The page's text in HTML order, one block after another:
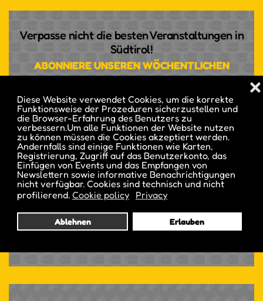
Diese Website verwendet Cookies, um die korrekte
Funktionsweise der Prozeduren sicherzustellen und
die Browser-Erfahrung des Benutzers zu
verbessern.Um alle Funktionen der Website nutzen
zu können müssen die Cookies akzeptiert werden.
Andernfalls sind einige Funktionen wie Karten,
Registrierung, Zugriff auf das Benutzerkonto, das
Einfügen von Events und das Empfangen von
Newslettern sowie informative Benachrichtigungen
nicht verfügbar. Cookies sind technisch und nicht
profilierend. Cookie policy Privacy
Ablehnen Erlauben
❌
Verpasse nicht die besten Veranstaltungen in
Südtirol!
ABONNIERE UNSEREN WÖCHENTLICHEN
ABONNIERE
Möchtest du deine Events in unserem
Magazin veröffentlicht sehen?
ERHALTE EINEN MONATLICHEN HINWEIS ZUM
REDAKTIONSSCHLUSS
ABONNIERE